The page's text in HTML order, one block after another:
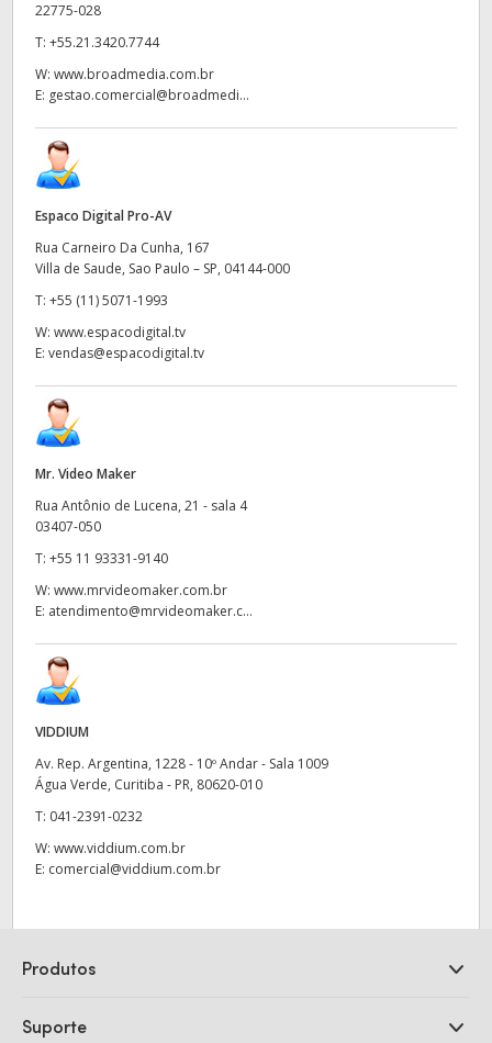
22775-028
T: +55.21.3420.7744
W: www.broadmedia.com.br
E: gestao.comercial@broadmedi...
Espaco Digital Pro-AV
Rua Carneiro Da Cunha, 167
Villa de Saude, Sao Paulo – SP, 04144-000
T: +55 (11) 5071-1993
W: www.espacodigital.tv
E: vendas@espacodigital.tv
Mr. Video Maker
Rua Antônio de Lucena, 21 - sala 4
03407-050
T: +55 11 93331-9140
W: www.mrvideomaker.com.br
E: atendimento@mrvideomaker.c...
VIDDIUM
Av. Rep. Argentina, 1228 - 10º Andar - Sala 1009
Água Verde, Curitiba - PR, 80620-010
T: 041-2391-0232
W: www.viddium.com.br
E: comercial@viddium.com.br
Produtos
DaVinci Resolve e Fusion
Suporte